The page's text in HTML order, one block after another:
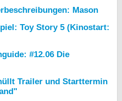
Mason
Toy Story 5 (Kinostart:
#12.06 Die
Trailer und Starttermin